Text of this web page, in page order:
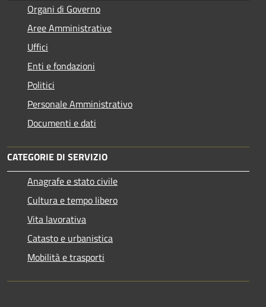
Organi di Governo
Aree Amministrative
Uffici
Enti e fondazioni
Politici
Personale Amministrativo
Documenti e dati
CATEGORIE DI SERVIZIO
Anagrafe e stato civile
Cultura e tempo libero
Vita lavorativa
Catasto e urbanistica
Mobilità e trasporti